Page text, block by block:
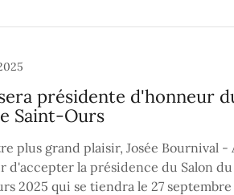
présidente d'honneur
Saint-Ours
plus grand plaisir, Josée Bournival
d'accepter la présidence du Salon
2025 qui se tiendra le 27 septembre